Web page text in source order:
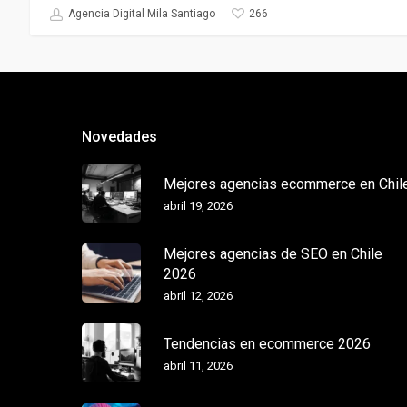
Agencia Digital Mila Santiago 266
Novedades
Mejores agencias ecommerce en
abril 19, 2026
Mejores agencias de SEO en Chile
2026
abril 12, 2026
Tendencias en ecommerce 2026
abril 11, 2026